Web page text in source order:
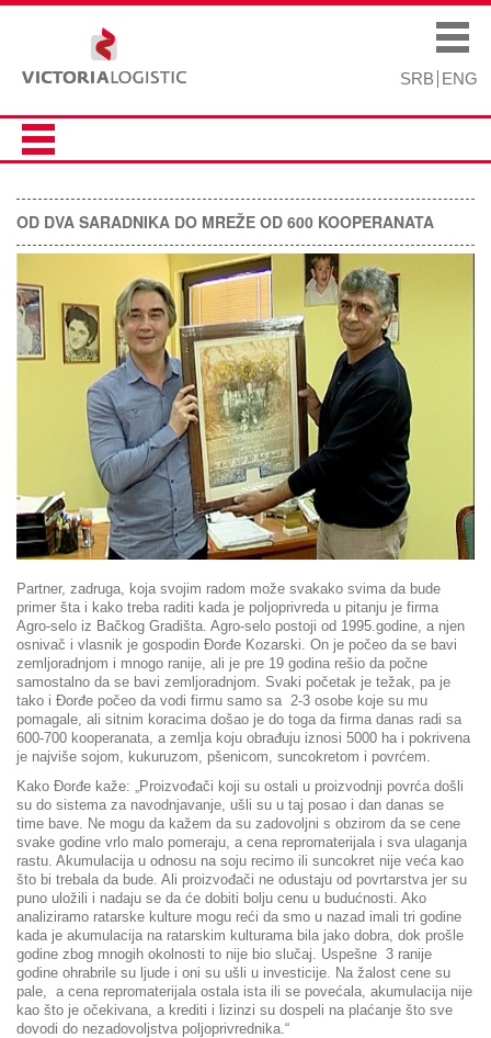
SRB ENG
Main menu
OD DVA SARADNIKA DO MREŽE OD 600 KOOPERANATA
Partner, zadruga, koja svojim radom može svakako svima da bude
primer šta i kako treba raditi kada je poljoprivreda u pitanju je firma
Agro-selo iz Bačkog Gradišta. Agro-selo postoji od 1995.godine, a njen
osnivač i vlasnik je gospodin Đorđe Kozarski. On je počeo da se bavi
zemljoradnjom i mnogo ranije, ali je pre 19 godina rešio da počne
samostalno da se bavi zemljoradnjom. Svaki početak je težak, pa je
tako i Đorđe počeo da vodi firmu samo sa 2-3 osobe koje su mu
pomagale, ali sitnim koracima došao je do toga da firma danas radi sa
600-700 kooperanata, a zemlja koju obrađuju iznosi 5000 ha i pokrivena
je najviše sojom, kukuruzom, pšenicom, suncokretom i povrćem.
Kako Đorđe kaže: „Proizvođači koji su ostali u proizvodnji povrća došli
su do sistema za navodnjavanje, ušli su u taj posao i dan danas se
time bave. Ne mogu da kažem da su zadovoljni s obzirom da se cene
svake godine vrlo malo pomeraju, a cena repromaterijala i sva ulaganja
rastu. Akumulacija u odnosu na soju recimo ili suncokret nije veća kao
što bi trebala da bude. Ali proizvođači ne odustaju od povrtarstva jer su
puno uložili i nadaju se da će dobiti bolju cenu u budućnosti. Ako
analiziramo ratarske kulture mogu reći da smo u nazad imali tri godine
kada je akumulacija na ratarskim kulturama bila jako dobra, dok prošle
godine zbog mnogih okolnosti to nije bio slučaj. Uspešne 3 ranije
godine ohrabrile su ljude i oni su ušli u investicije. Na žalost cene su
pale, a cena repromaterijala ostala ista ili se povećala, akumulacija nije
kao što je očekivana, a krediti i lizinzi su dospeli na plaćanje što sve
dovodi do nezadovoljstva poljoprivrednika.“